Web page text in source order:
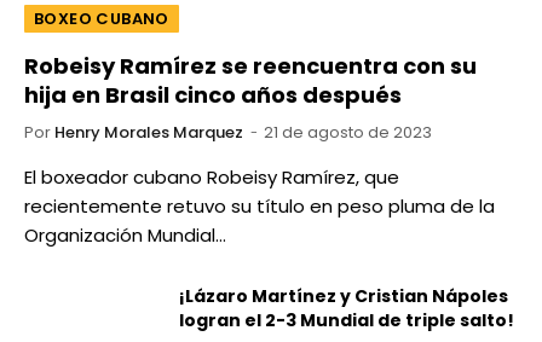
BOXEO CUBANO
Robeisy Ramírez se reencuentra con su
hija en Brasil cinco años después
Por Henry Morales Marquez 21 de agosto de 2023
El boxeador cubano Robeisy Ramírez, que
recientemente retuvo su título en peso pluma de la
Organización Mundial…
¡Lázaro Martínez y Cristian Nápoles
logran el 2-3 Mundial de triple salto!